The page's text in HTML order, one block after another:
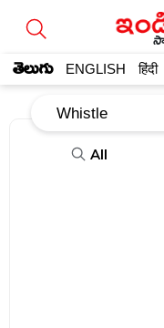
తెలుగు ENGLISH हिंदी
All